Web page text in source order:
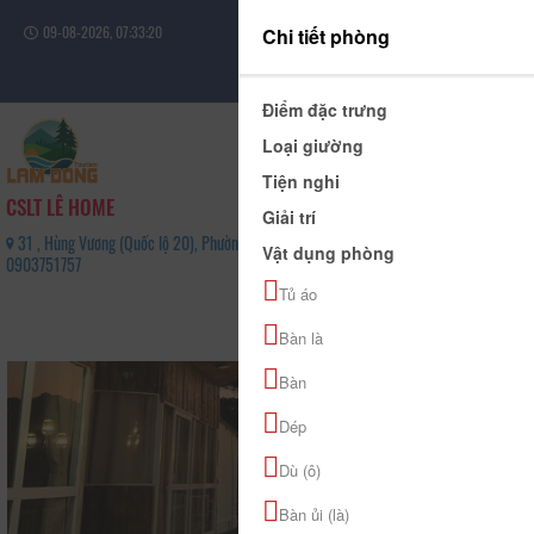
09-08-2026, 07:33:20
Đăng nhập
CSLT LÊ HOME
31 , Hùng Vương (Quốc lộ 20), Phường Xuân Trường - Đà Lạt, Tỉnh Lâm Đồng -
0903751757
Chi tiết phòng
Điểm đặc trưng
Loại giường
Tiện nghi
Giải trí
Vật dụng phòng
Tủ áo
Bàn là
Bàn
Dép
Dù (ô)
Bàn ủi (là)